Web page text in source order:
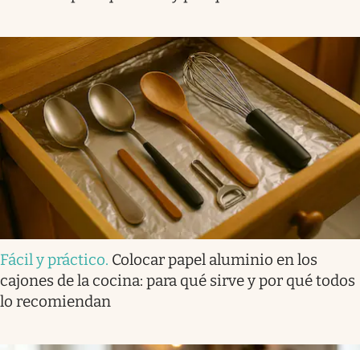
Fácil y práctico. Colocar papel aluminio en los
cajones de la cocina: para qué sirve y por qué todos
lo recomiendan